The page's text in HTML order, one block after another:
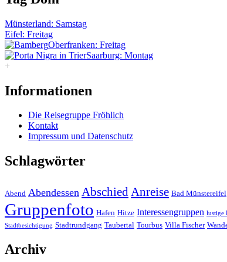
Münsterland: Samstag
Eifel: Freitag
Oberfranken: Freitag
Saarburg: Montag
+
Informationen
Die Reisegruppe Fröhlich
Kontakt
Impressum und Datenschutz
Schlagwörter
Abend Abendessen AbschiedAnreise Bad Münstereifel
Gruppenfoto Hafen Hitze Interessengruppen lustige
Stadtbesichtigung Stadtrundgang Taubertal Tourbus Villa Fischer
Archiv